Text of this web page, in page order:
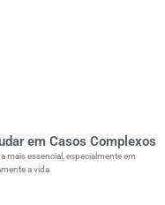
em Casos Complexos
mais essencial, especialmente em
a vida